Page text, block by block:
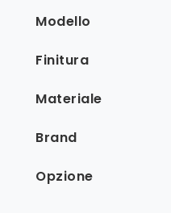
Modello
Finitura
Materiale
Brand
Opzione